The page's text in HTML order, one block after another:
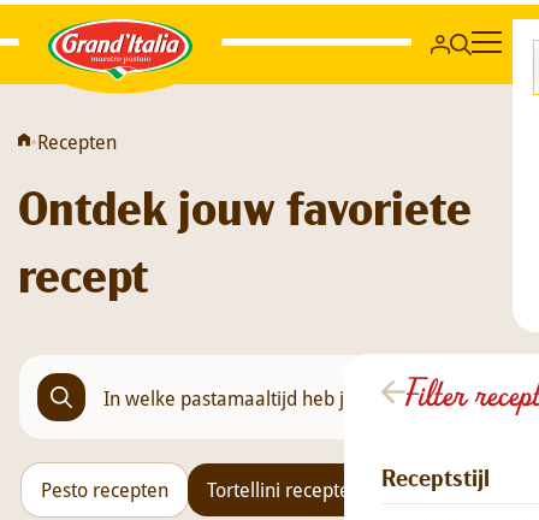
Grand'Italia
•Recepten
Ontdek jouw favoriete
recept
Filter
Receptstijl
Pesto recepten Tortellini recepten Orzo recepten